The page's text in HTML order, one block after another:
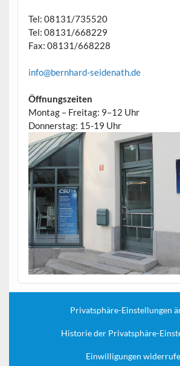
Tel: 08131/735520
Tel: 08131/668229
Fax: 08131/668228
info@bernhard-seidenath.de
Öffnungszeiten
Montag – Freitag: 9–12 Uhr
Donnerstag: 15-19 Uhr
Privatsphäre-Einstellungen
Historie der Privatsphäre-
Einwilligungen